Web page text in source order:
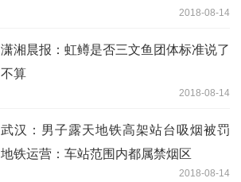
2018-08-14
潇湘晨报：虹鳟是否三文鱼团体标准说了
不算
2018-08-14
武汉：男子露天地铁高架站台吸烟被罚
地铁运营：车站范围内都属禁烟区
2018-08-14